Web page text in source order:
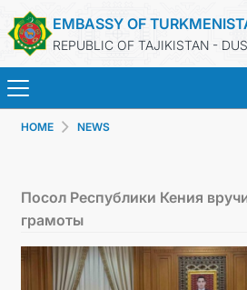
EMBASSY OF
REPUBLIC OF TAJIKISTAN -
CONSULAR
HOME NEWS
Посол Республики Кения
грамоты